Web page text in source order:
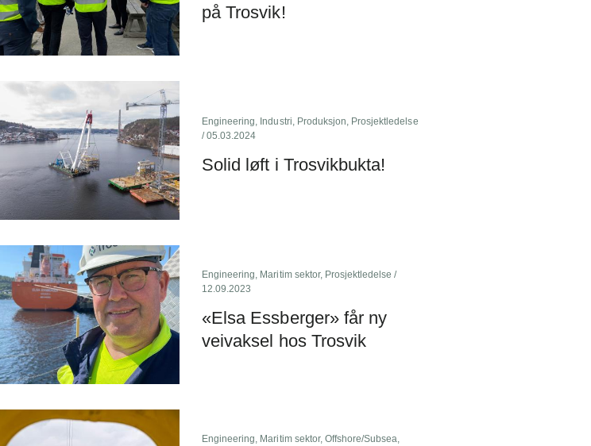
på Trosvik!
Engineering, Industri, Produksjon, Prosjektledelse
/ 05.03.2024
Solid løft i Trosvikbukta!
Engineering Maritim sektor, Prosjektledelse /
12.09.2023
«Elsa Essberger» får ny
veivaksel hos Trosvik
Engineering Maritim sektor, Offshore/Subsea